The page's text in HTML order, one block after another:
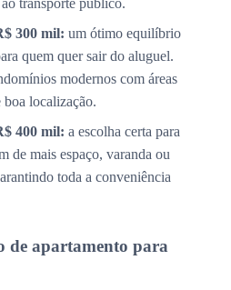
transporte público.
300 mil: um ótimo equilíbrio
quem quer sair do aluguel.
modernos com áreas
boa localização.
400 mil: a escolha certa para
de mais espaço, varanda ou
toda a conveniência
de apartamento para